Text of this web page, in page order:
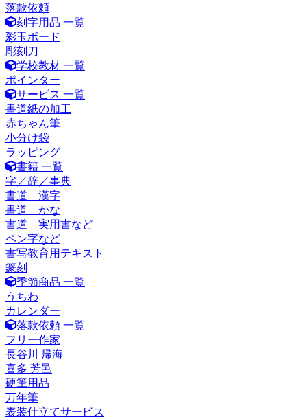
落款依頼
刻字用品 一覧
彩玉ボード
彫刻刀
学校教材 一覧
ポインター
サービス 一覧
書道紙の加工
赤ちゃん筆
小分け袋
ラッピング
書籍 一覧
字／辞／事典
書道 漢字
書道 かな
書道 実用書など
ペン字など
書写教育用テキスト
篆刻
季節商品 一覧
うちわ
カレンダー
落款依頼 一覧
フリー作家
長谷川 帰海
喜多 芳邑
硬筆用品
万年筆
表装仕立てサービス